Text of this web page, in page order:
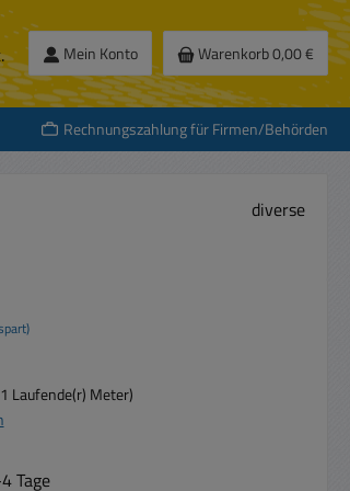
Mein Konto Warenkorb0,00 €
Rechnungszahlung für Firmen/Behörden
diverse
Laufende(r) Meter)
Tage